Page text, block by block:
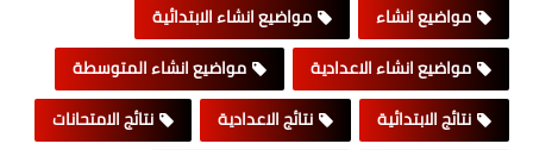
مواضيع انشاء
مواضيع انشاء الابتدائية
مواضيع انشاء الاعدادية
مواضيع انشاء المتوسطة
نتائج الابتدائية
نتائج الاعدادية
نتائج الامتحانات